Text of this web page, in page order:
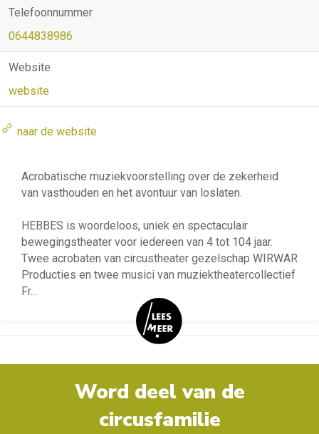
Telefoonnummer
0644838986
Website
website
naar de website
Acrobatische muziekvoorstelling over de zekerheid
van vasthouden en het avontuur van loslaten.
HEBBES is woordeloos, uniek en spectaculair
bewegingstheater voor iedereen van 4 tot 104 jaar.
Twee acrobaten van circustheater gezelschap WIRWAR
Producties en twee musici van muziektheatercollectief
Fr...
Word deel van de
circusfamilie